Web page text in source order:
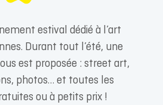
estival dédié à l’art
Durant tout l’été, une
est proposée : street art,
photos… et toutes les
ou à petits prix !